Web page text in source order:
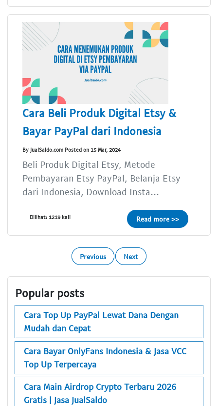
Cara Beli Produk Digital Etsy &
Bayar PayPal dari Indonesia
By JualSaldo.com Posted on 15 Mar, 2024
Beli Produk Digital Etsy, Metode
Pembayaran Etsy PayPal, Belanja Etsy
dari Indonesia, Download Insta...
Dilihat: 1219 kali Read more >>
Previous Next
Popular posts
Cara Top Up PayPal Lewat Dana Dengan
Mudah dan Cepat
Cara Bayar OnlyFans Indonesia & Jasa VCC
Top Up Terpercaya
Cara Main Airdrop Crypto Terbaru 2026
Gratis | Jasa JualSaldo